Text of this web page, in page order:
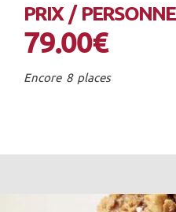
PRIX / PERSONNE
79.00€
Encore 8 places